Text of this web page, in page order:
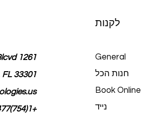
1261 E Las Olas Blcvd
33301
+1(754)777-8477
לקנות
General
חנות הכל
Book Online
נייד